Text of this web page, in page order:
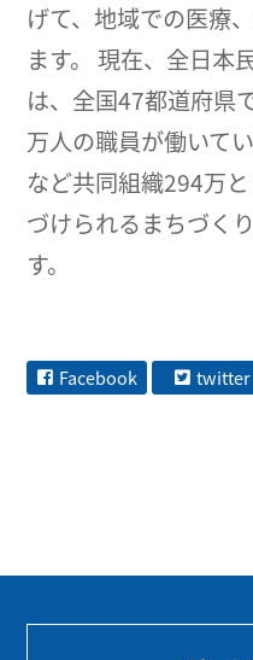
げて、地域での医療
ます。 現在、全日本
は、全国47都道府県
万人の職員が働いて
など共同組織294万
づけられるまちづく
す。
Facebook twitter